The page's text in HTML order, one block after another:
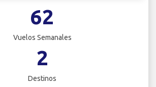
62
Vuelos Semanales
2
Destinos